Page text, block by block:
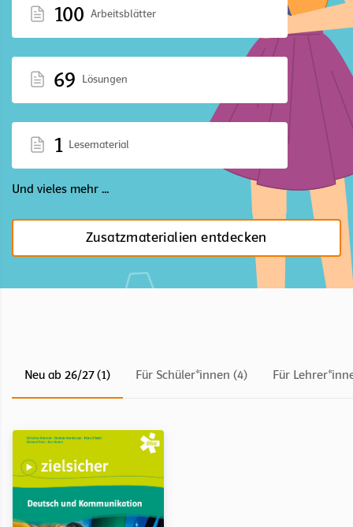
100 Arbeitsblätter
69 Lösungen
1 Lesematerial
Und vieles mehr ...
Zusatzmaterialien entdecken
Neu ab 26/27 (1) Für Schüler*innen (4) Für